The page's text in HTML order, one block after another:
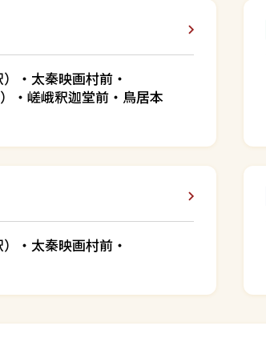
・太秦映画村前・
・嵯峨釈迦堂前・鳥居本
・太秦映画村前・